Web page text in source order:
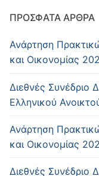
ΠΡΌΣΦΑΤΑ ΆΡΘΡΑ
Ανάρτηση
και Οικονομίας
Διεθνές Συνέδριο
Ελληνικού
Ανάρτηση
και Οικονομίας
Διεθνές Συνέδριο